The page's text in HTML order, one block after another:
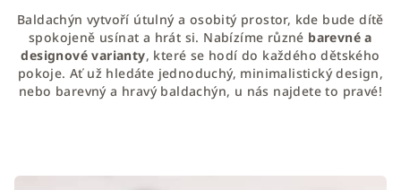
k
y
v
ý
u
Baldachýn vytvoří útulný a osobitý prostor, kde bude dítě
spokojeně usínat a hrát si. Nabízíme různé barevné a
designové varianty, které se hodí do každého dětského
pokoje. Ať už hledáte jednoduchý, minimalistický design,
nebo barevný a hravý baldachýn, u nás najdete to pravé!